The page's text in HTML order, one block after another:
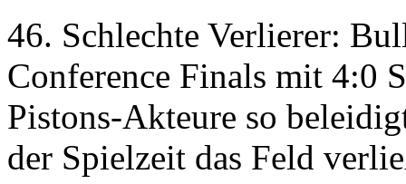
46. Schlechte Verlierer:
Conference Finals mit 4:0
Pistons-Akteure so
der Spielzeit das Feld